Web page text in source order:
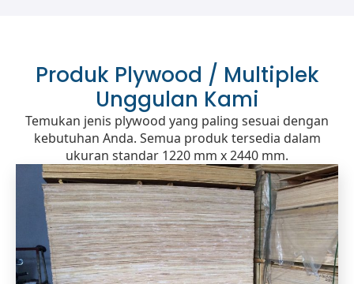
Produk Plywood / Multiplek
Unggulan Kami
Temukan jenis plywood yang paling sesuai dengan
kebutuhan Anda. Semua produk tersedia dalam
ukuran standar 1220 mm x 2440 mm.